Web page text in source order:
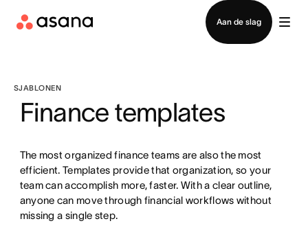
Aan de slag
Contact opnemen met verkoop
SJABLONEN
Finance templates
The most organized finance teams are also the most
efficient. Templates provide that organization, so your
team can accomplish more, faster. With a clear outline,
anyone can move through financial workflows without
missing a single step.